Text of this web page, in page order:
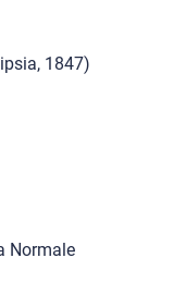
1847)
Normale